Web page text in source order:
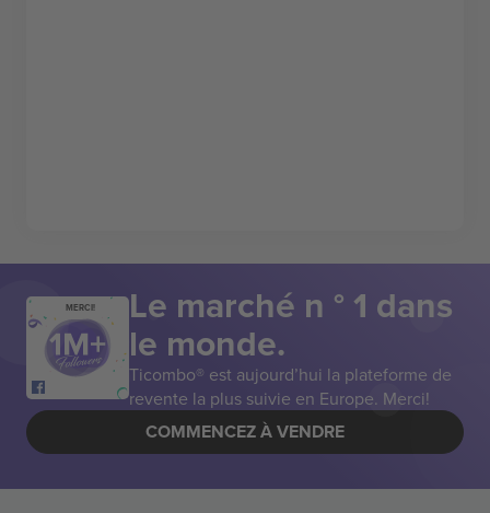
MERCI! Le marché n ° 1 dans
le monde.
Ticombo® est aujourd’hui la plateforme de
revente la plus suivie en Europe. Merci!
COMMENCEZ À VENDRE